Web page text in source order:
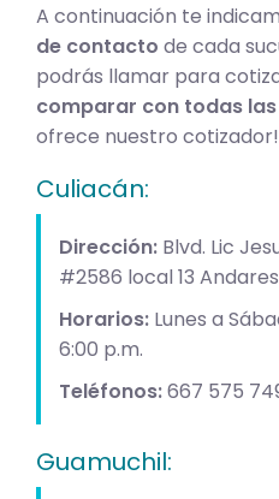
A continuación te
de contacto de cada
podrás llamar para
comparar con todas
ofrece nuestro cotizador!
Culiacán:
Dirección: Blvd. Lic
#2586 local 13
Horarios: Lunes a
6:00 p.m.
Teléfonos:667 575
Guamuchil: